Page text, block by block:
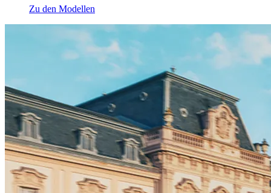
Zu den Modellen